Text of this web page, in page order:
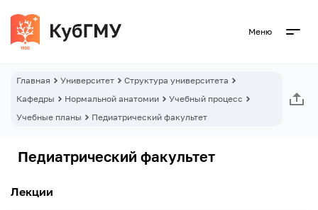
Меню
Главная Университет
Структура университета
Кафедры
Нормальной анатомии
Учебный процесс
Учебные планы
Педиатрический факультет
Педиатрический факультет
Лекции